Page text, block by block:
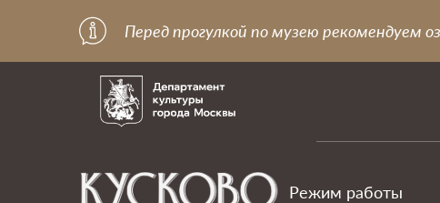
Перед прогулкой по музею рекомендуем
Режим работы